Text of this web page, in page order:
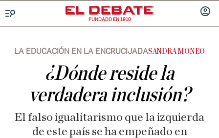
FUNDADO EN 1910
LA EDUCACIÓN EN LA ENCRUCIJADASANDRA MONEO
¿Dónde reside la
verdadera inclusión?
El falso igualitarismo que la izquierda
de este país se ha empeñado en